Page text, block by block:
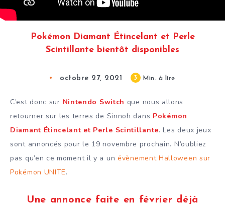
Pokémon Diamant Étincelant et Perle
Scintillante bientôt disponibles
octobre 27, 2021 3 Min. à lire
C’est donc sur Nintendo Switch que nous allons
retourner sur les terres de Sinnoh dans Pokémon
Diamant Étincelant et Perle Scintillante. Les deux jeux
sont annoncés pour le 19 novembre prochain. N’oubliez
pas qu’en ce moment il y a un évènement Halloween sur
Pokémon UNITE.
Une annonce faite en février déjà